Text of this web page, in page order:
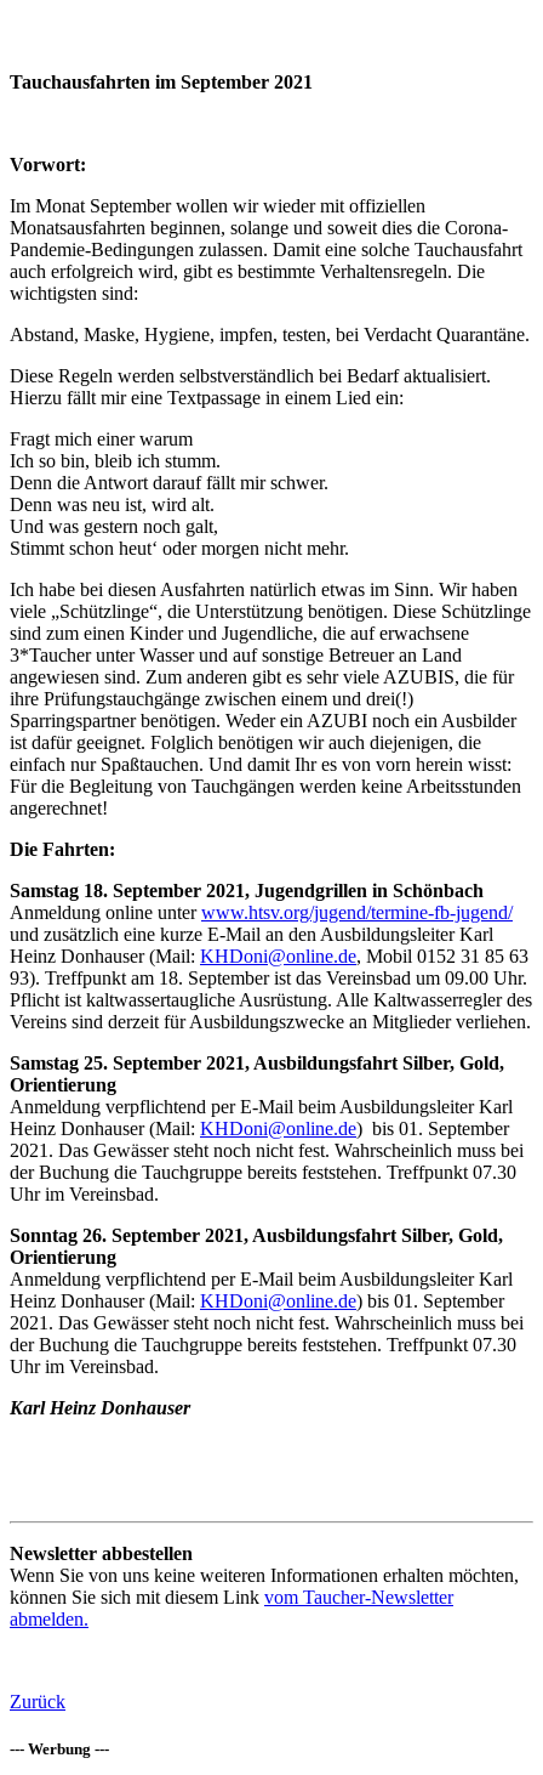
Tauchausfahrten im September 2021
Vorwort:
Im Monat September wollen wir wieder mit offiziellen
Monatsausfahrten beginnen, solange und soweit dies die Corona-
Pandemie-Bedingungen zulassen. Damit eine solche Tauchausfahrt
auch erfolgreich wird, gibt es bestimmte Verhaltensregeln. Die
wichtigsten sind:
Abstand, Maske, Hygiene, impfen, testen, bei Verdacht Quarantäne.
Diese Regeln werden selbstverständlich bei Bedarf aktualisiert.
Hierzu fällt mir eine Textpassage in einem Lied ein:
Fragt mich einer warum
Ich so bin, bleib ich stumm.
Denn die Antwort darauf fällt mir schwer.
Denn was neu ist, wird alt.
Und was gestern noch galt,
Stimmt schon heut‘ oder morgen nicht mehr.
Ich habe bei diesen Ausfahrten natürlich etwas im Sinn. Wir haben
viele „Schützlinge“, die Unterstützung benötigen. Diese Schützlinge
sind zum einen Kinder und Jugendliche, die auf erwachsene
3*Taucher unter Wasser und auf sonstige Betreuer an Land
angewiesen sind. Zum anderen gibt es sehr viele AZUBIS, die für
ihre Prüfungstauchgänge zwischen einem und drei(!)
Sparringspartner benötigen. Weder ein AZUBI noch ein Ausbilder
ist dafür geeignet. Folglich benötigen wir auch diejenigen, die
einfach nur Spaßtauchen. Und damit Ihr es von vorn herein wisst:
Für die Begleitung von Tauchgängen werden keine Arbeitsstunden
angerechnet!
Die Fahrten:
Samstag 18. September 2021, Jugendgrillen in Schönbach
Anmeldung online unterwww.htsv.org/jugend/termine-fb-jugend/
und zusätzlich eine kurze E-Mail an den Ausbildungsleiter Karl
Heinz Donhauser (Mail: KHDoni@online.de, Mobil 0152 31 85 63
93). Treffpunkt am 18. September ist das Vereinsbad um 09.00 Uhr.
Pflicht ist kaltwassertaugliche Ausrüstung. Alle Kaltwasserregler des
Vereins sind derzeit für Ausbildungszwecke an Mitglieder verliehen.
Samstag 25. September 2021, Ausbildungsfahrt Silber, Gold,
Orientierung
Anmeldung verpflichtend per E-Mail beim Ausbildungsleiter Karl
Heinz Donhauser (Mail: KHDoni@online.de) bis 01. September
2021. Das Gewässer steht noch nicht fest. Wahrscheinlich muss bei
der Buchung die Tauchgruppe bereits feststehen. Treffpunkt 07.30
Uhr im Vereinsbad.
Sonntag 26. September 2021, Ausbildungsfahrt Silber, Gold,
Orientierung
Anmeldung verpflichtend per E-Mail beim Ausbildungsleiter Karl
Heinz Donhauser (Mail: KHDoni@online.de) bis 01. September
2021. Das Gewässer steht noch nicht fest. Wahrscheinlich muss bei
der Buchung die Tauchgruppe bereits feststehen. Treffpunkt 07.30
Uhr im Vereinsbad.
Karl Heinz Donhauser
Newsletter abbestellen
Wenn Sie von uns keine weiteren Informationen erhalten möchten,
können Sie sich mit diesem Link vom Taucher-Newsletter
abmelden.
Zurück
--- Werbung ---